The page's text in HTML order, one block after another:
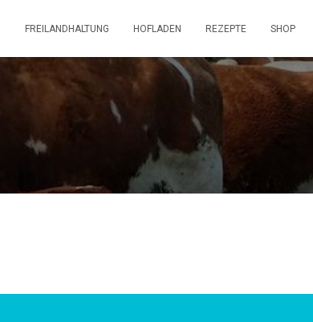
FREILANDHALTUNG HOFLADEN REZEPTE SHOP